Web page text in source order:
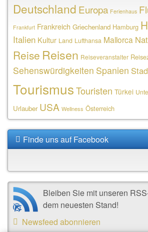
Deutschland Europa Ferienhaus
Frankfurt Frankreich Griechenland Hamburg
Italien Kultur Land Lufthansa Mallorca
Reise Reisen Reiseveranstalter
Sehenswürdigkeiten Spanien
TourismusTouristen Türkei
Urlauber USA Wellness Österreich
Finde uns auf Facebook
Bleiben Sie mit unseren
dem neuesten Stand!
Newsfeed abonnieren